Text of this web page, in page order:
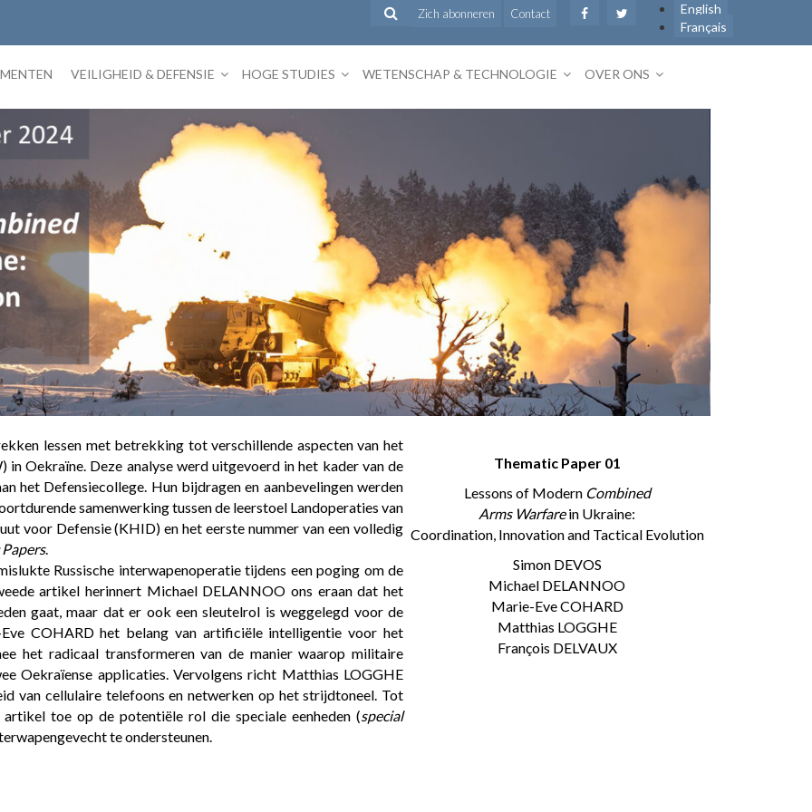
English
Français
Zich abonneren Contact
VEILIGHEID & DEFENSIE HOGE STUDIES WETENSCHAP & TECHNOLOGIE OVER ONS
lessen met betrekking tot verschillende aspecten van het
in Oekraïne. Deze analyse werd uitgevoerd in het kader van de
het Defensiecollege. Hun bijdragen en aanbevelingen werden
samenwerking tussen de leerstoel Landoperaties van
voor Defensie (KHID) en het eerste nummer van een volledig
.
Russische interwapenoperatie tijdens een poging om de
artikel herinnert Michael DELANNOO ons eraan dat het
gaat, maar dat er ook een sleutelrol is weggelegd voor de
COHARD het belang van artificiële intelligentie voor het
het radicaal transformeren van de manier waarop militaire
Oekraïense applicaties. Vervolgens richt Matthias LOGGHE
van cellulaire telefoons en netwerken op het strijdtoneel. Tot
toe op de potentiële rol die speciale eenheden (special
te ondersteunen.
Thematic Paper 01
Lessons of Modern Combined
Arms Warfarein Ukraine:
Coordination, Innovation and Tactical Evolution
Simon DEVOS
Michael DELANNOO
Marie-Eve COHARD
Matthias LOGGHE
François DELVAUX